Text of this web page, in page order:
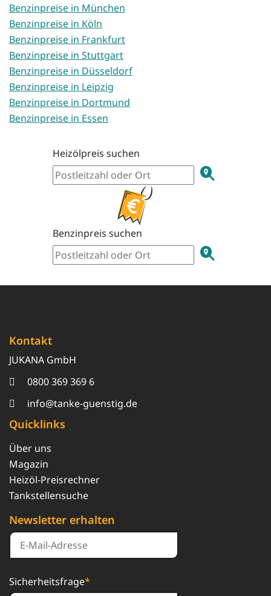
Benzinpreise in München
Benzinpreise in Köln
Benzinpreise in Frankfurt
Benzinpreise in Stuttgart
Benzinpreise in Düsseldorf
Benzinpreise in Leipzig
Benzinpreise in Dortmund
Benzinpreise in Essen
Heizölpreis suchen
Benzinpreis suchen
Kontakt
JUKANA GmbH
0800 369 369 6
info@tanke-guenstig.de
Quicklinks
Über uns
Magazin
Heizöl-Preisrechner
Tankstellensuche
Newsletter erhalten
Sicherheitsfrage*